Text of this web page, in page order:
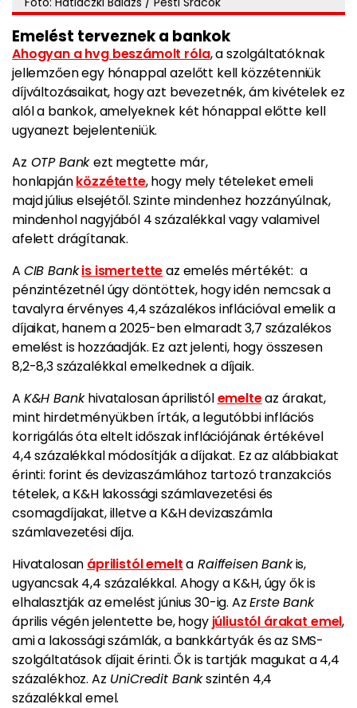
Emelést terveznek a bankok
Ahogyan a hvg beszámolt róla, a szolgáltatóknak
jellemzően egy hónappal azelőtt kell közzétenniük
díjváltozásaikat, hogy azt bevezetnék, ám kivételek ez
alól a bankok, amelyeknek két hónappal előtte kell
ugyanezt bejelenteniük.
Az OTP Bankezt megtette már,
honlapjánközzétette, hogy mely tételeket emeli
majd július elsejétől. Szinte mindenhez hozzányúlnak,
mindenhol nagyjából 4 százalékkal vagy valamivel
afelett drágítanak.
A CIB Bankis ismertetteaz emelés mértékét: a
pénzintézetnél úgy döntöttek, hogy idén nemcsak a
tavalyra érvényes 4,4 százalékos inflációval emelik a
díjaikat, hanem a 2025-ben elmaradt 3,7 százalékos
emelést is hozzáadják. Ez azt jelenti, hogy összesen
8,2-8,3 százalékkal emelkednek a díjaik.
A K&H Bankhivatalosan áprilistólemelteaz árakat,
mint hirdetményükben írták, a legutóbbi inflációs
korrigálás óta eltelt időszak inflációjának értékével
4,4 százalékkal módosítják a díjakat. Ez az alábbiakat
érinti: forint és devizaszámlához tartozó tranzakciós
tételek, a K&H lakossági számlavezetési és
csomagdíjakat, illetve a K&H devizaszámla
számlavezetési díja.
Hivatalosan áprilistól emelta Raiffeisen Bankis,
ugyancsak 4,4 százalékkal. Ahogy a K&H, úgy ők is
elhalasztják az emelést június 30-ig. AzErste Bank
április végén jelentette be, hogy júliustól árakat emel,
ami a lakossági számlák, a bankkártyák és az SMS-
szolgáltatások díjait érinti. Ők is tartják magukat a 4,4
százalékhoz. Az UniCredit Bankszintén 4,4
százalékkal emel.